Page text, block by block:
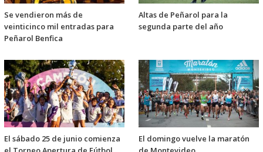
Se vendieron más de
veinticinco mil entradas para
Peñarol Benfica
Altas de Peñarol para la
segunda parte del año
El sábado 25 de junio comienza
El domingo vuelve la maratón